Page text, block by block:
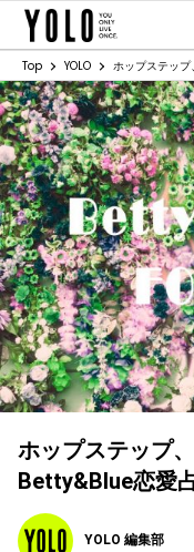
Top YOLO ホップステッ
ホップステップ
Betty&Blue恋愛
YOLO 編集部